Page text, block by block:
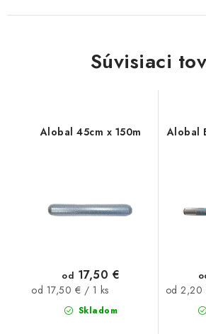
Súvisiaci
Alobal 45cm x 150m
Skladom
od 17,50 €
Jednotková
od 17,50 € / 1 ks
Alobal
od 2,20